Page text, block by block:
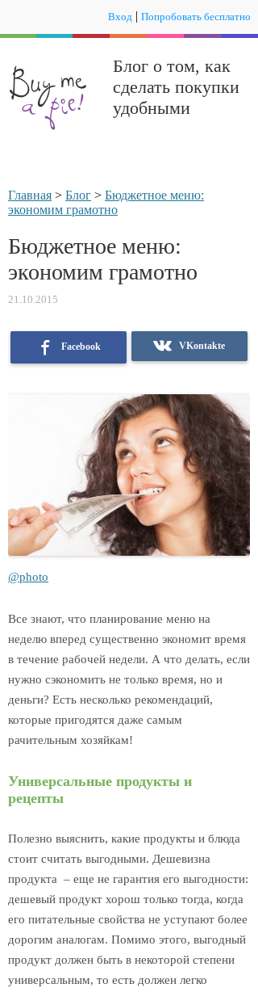
Вход | Попробовать бесплатно
Блог о том, как
сделать покупки
удобными
Главная > Блог > Бюджетное меню:
экономим грамотно
Бюджетное меню:
экономим грамотно
21.10.2015
Facebook VKontakte
@photo
Все знают, что планирование меню на
неделю вперед существенно экономит время
в течение рабочей недели. А что делать, если
нужно сэкономить не только время, но и
деньги? Есть несколько рекомендаций,
которые пригодятся даже самым
рачительным хозяйкам!
Универсальные продукты и
рецепты
Полезно выяснить, какие продукты и блюда
стоит считать выгодными. Дешевизна
продукта – еще не гарантия его выгодности:
дешевый продукт хорош только тогда, когда
его питательные свойства не уступают более
дорогим аналогам. Помимо этого, выгодный
продукт должен быть в некоторой степени
универсальным, то есть должен легко